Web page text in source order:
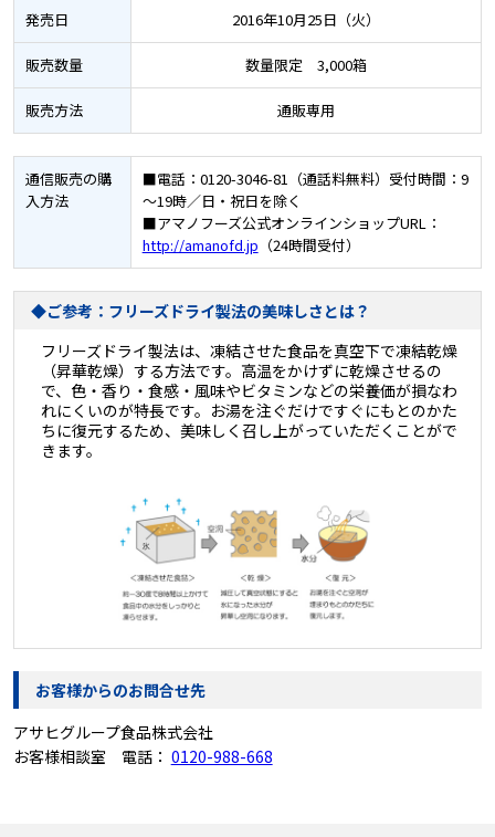
発売日 2016年10月25日（火）
販売数量 数量限定 3,000箱
販売方法 通販専用
通信販売の購
入方法
■電話：0120-3046-81（通話料無料）受付時間：9
～19時／日・祝日を除く
■アマノフーズ公式オンラインショップURL：
http://amanofd.jp （24時間受付）
◆ご参考：フリーズドライ製法の美味しさとは？
フリーズドライ製法は、凍結させた食品を真空下で凍結乾燥
（昇華乾燥）する方法です。高温をかけずに乾燥させるの
で、色・香り・食感・風味やビタミンなどの栄養価が損なわ
れにくいのが特長です。お湯を注ぐだけですぐにもとのかた
ちに復元するため、美味しく召し上がっていただくことがで
きます。
お客様からのお問合せ先
アサヒグループ食品株式会社
お客様相談室 電話： 0120-988-668